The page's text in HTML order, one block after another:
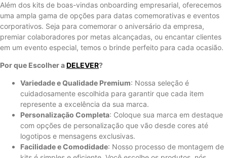
Além dos kits de boas-vindas onboarding empresarial, oferecemos
uma ampla gama de opções para datas comemorativas e eventos
corporativos. Seja para comemorar o aniversário da empresa,
premiar colaboradores por metas alcançadas, ou encantar clientes
em um evento especial, temos o brinde perfeito para cada ocasião.
Por que Escolher aDELEVER?
Variedade e Qualidade Premium: Nossa seleção é
cuidadosamente escolhida para garantir que cada item
represente a excelência da sua marca.
Personalização Completa: Coloque sua marca em destaque
com opções de personalização que vão desde cores até
logotipos e mensagens exclusivas.
Facilidade e Comodidade: Nosso processo de montagem de